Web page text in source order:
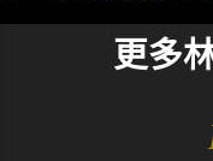
更多